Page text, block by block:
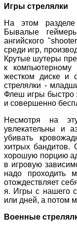
Игры стрелялки
На этом
Бывалые
ангийского
среди игр,
Крутые шутеры
к
жестком диске и
стрелялки -
Флеш игры быстро
и совершенно
Несмотря на
увлекательны и
убивать
хитрых бандитов.
хорошую порцию
в игровую
надо проходить
отождествляет
я. Игры с нашего
или дней, а потом
Военные